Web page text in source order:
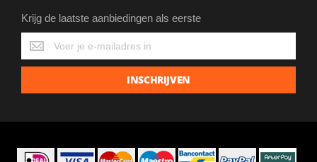
Krijg de laatste aanbiedingen als eerste
Krijg
de
laatste
INSCHRIJVEN